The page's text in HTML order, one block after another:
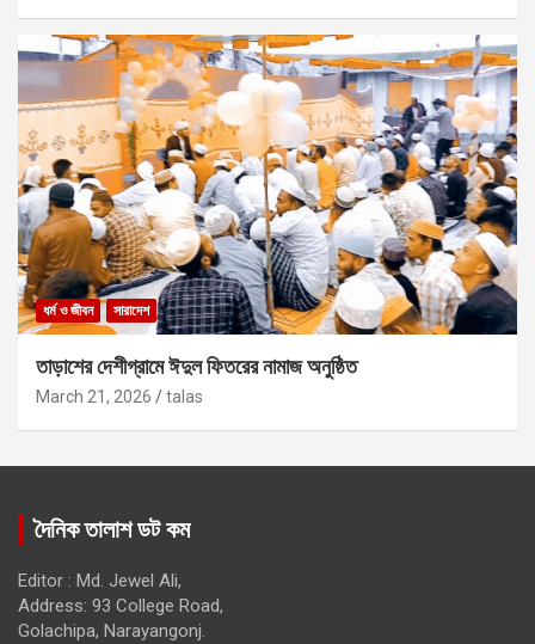
ধর্ম ও জীবন সারাদেশ
তাড়াশের দেশীগ্রামে ঈদুল ফিতরের নামাজ অনুষ্ঠিত
March 21, 2026 talas
দৈনিক তালাশ ডট কম
Editor : Md. Jewel Ali,
Address: 93 College Road,
Golachipa, Narayangonj.